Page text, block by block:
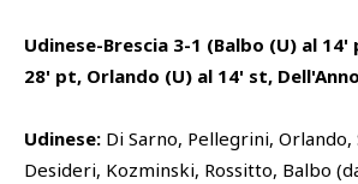
Udinese-Brescia 3-1 (Balbo (U) al 14'
28' pt, Orlando (U) al 14' st,
Udinese: Di Sarno, Pellegrini, Orlando,
Desideri, Kozminski, Rossitto, Balbo